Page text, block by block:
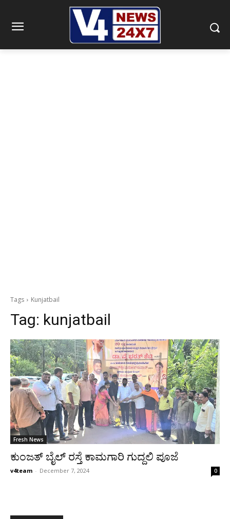
Tags Kunjatbail
Tag: kunjatbail
Fresh News
ಕುಂಜತ್ ಬೈಲ್ ರಸ್ತೆ ಕಾಮಗಾರಿ ಗುದ್ದಲಿ ಪೂಜೆ
v4team - December 7, 2024 0